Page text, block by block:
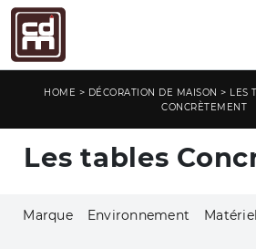
HOME > DÉCORATION DE MAISON > LES
CONCRÈTEMENT
Les tables
Marque Environnement Matériel